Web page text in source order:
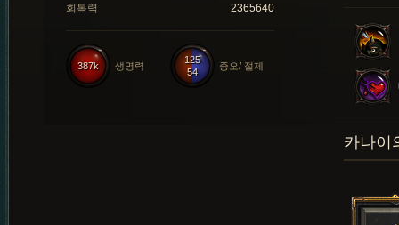
회복력
2365640
125
54
증오/ 절제
387k 생명력
카나이